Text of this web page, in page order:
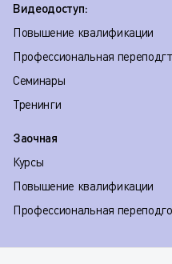
Видеодоступ:
Повышение квалификации
Профессиональная
Семинары
Тренинги
Заочная
Курсы
Повышение квалификации
Профессиональная